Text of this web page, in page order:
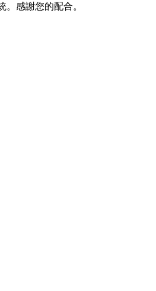
。感謝您的配合。